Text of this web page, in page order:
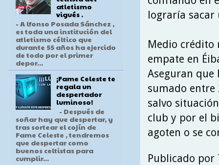
lograría sacar
Medio crédito
empate en
Aseguran que
sumado entre
salvo
club y por el
agoten o se
Publicado por
atletismo
vigués .
- A lfonso Posada Sánchez ,
es toda una institución del
atletismo céltico que
durante 55 años ha ejercido
de todo por el primer
depor...
¡Fame Celeste te
regala un
despertador
luminoso!
- Después de
soñar hay que despertar, y
tras sortear el cojín de
Fame Celeste , tendremos
que despertar como
buenos celtistas para
cumplir...